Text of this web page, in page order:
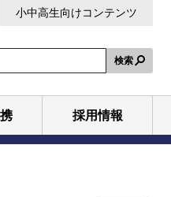
小中高生向けコンテンツ
検索
採用情報